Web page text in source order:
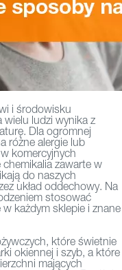
i środowisku
wielu ludzi wynika z
Dla ogromnej
różne alergie lub
komercyjnych
zawarte w
do naszych
układ oddechowy. Na
stosować
każdym sklepie i znane
które świetnie
okiennej i szyb, a które
mających